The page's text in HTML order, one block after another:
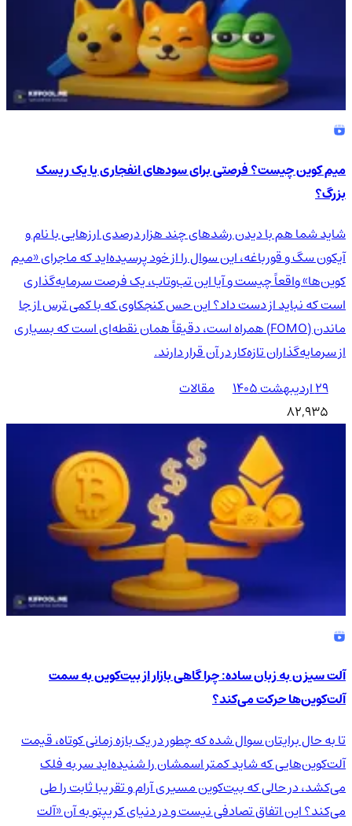
میم کوین چیست؟ فرصتی برای سودهای انفجاری یا یک ریسک
بزرگ؟
شاید شما هم با دیدن رشدهای چند هزار درصدی ارزهایی با نام و
آیکون سگ و قورباغه، این سوال را از خود پرسیده‌اید که ماجرای «میم
کوین‌ها» واقعاً چیست و آیا این تب‌وتاب، یک فرصت سرمایه‌گذاری
است که نباید از دست داد؟ این حس کنجکاوی که با کمی ترس از جا
ماندن (FOMO) همراه است، دقیقاً همان نقطه‌ای است که بسیاری
از سرمایه‌گذاران تازه‌کار در آن قرار دارند.
۲۹ اردیبهشت ۱۴۰۵
مقالات
82,935
آلت سیزن به زبان ساده: چرا گاهی بازار از بیت‌کوین به سمت
آلت‌کوین‌ها حرکت می‌کند؟
تا به حال برایتان سوال شده که چطور در یک بازه زمانی کوتاه، قیمت
آلت‌کوین‌هایی که شاید کمتر اسمشان را شنیده‌اید سر به فلک
می‌کشد، در حالی که بیت‌کوین مسیری آرام و تقریبا ثابت را طی
می‌کند؟ این اتفاق تصادفی نیست و در دنیای کریپتو به آن «آلت